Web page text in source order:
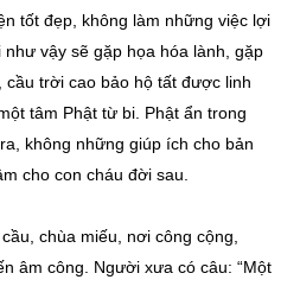
tốt đẹp, không làm những việc lợi
vậy sẽ gặp họa hóa lành, gặp
trời cao bảo hộ tất được linh
tâm Phật từ bi. Phật ẩn trong
không những giúp ích cho bản
cho con cháu đời sau.
chùa miếu, nơi công cộng,
âm công. Người xưa có câu: “Một